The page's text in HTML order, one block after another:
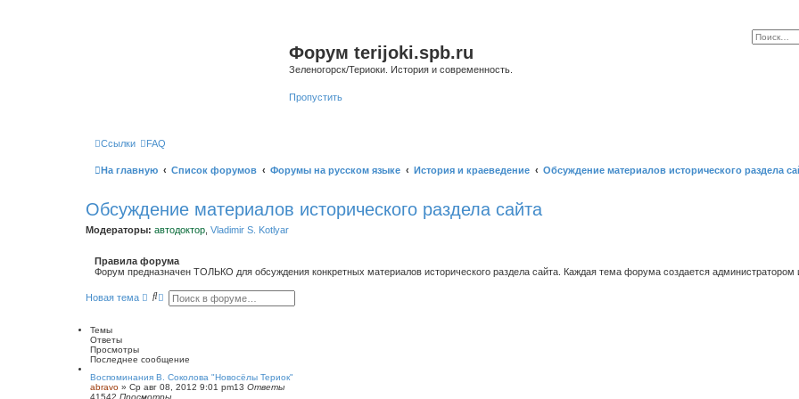
Форум terijoki.spb.ru
Зеленогорск/Териоки. История и современность.
Пропустить
Ссылки FAQ
На главную Список форумов Форумы на русском языке История и краеведение Обсуждение материалов исторического раздела
Обсуждение материалов исторического раздела сайта
Модераторы: автодоктор Vladimir S. Kotlyar
Правила форума
Форум предназначен ТОЛЬКО для обсуждения конкретных материалов исторического раздела сайта. Каждая тема форума создается администратором
Новая тема
П Р
е
н
ы
Темы
Ответы
Просмотры
Последнее сообщение
Воспоминания В. Соколова "Новосёлы Териок"
abravo » Ср авг 08, 2012 9:01 pm13 Ответы
41542 Просмотры